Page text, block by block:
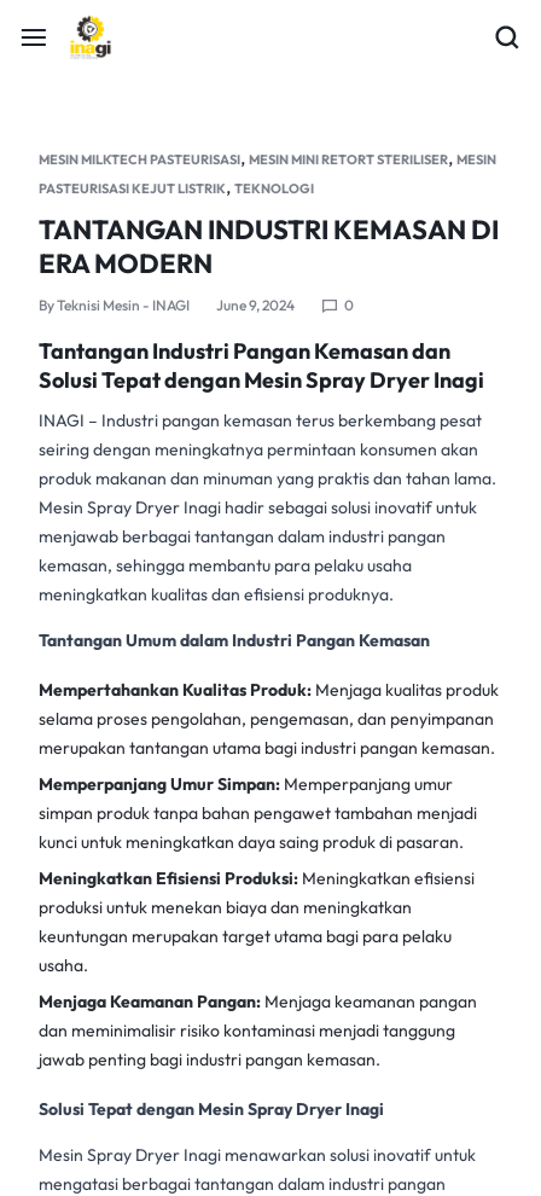
MESIN MILKTECH PASTEURISASI, MESIN MINI RETORT STERILISER, MESIN
PASTEURISASI KEJUT LISTRIK, TEKNOLOGI
TANTANGAN INDUSTRI KEMASAN DI
ERA MODERN
ByTeknisi Mesin - INAGI June 9, 2024 0
Tantangan Industri Pangan Kemasan dan
Solusi Tepat dengan Mesin Spray Dryer Inagi
INAGI – Industri pangan kemasan terus berkembang pesat
seiring dengan meningkatnya permintaan konsumen akan
produk makanan dan minuman yang praktis dan tahan lama.
Mesin Spray Dryer Inagi hadir sebagai solusi inovatif untuk
menjawab berbagai tantangan dalam industri pangan
kemasan, sehingga membantu para pelaku usaha
meningkatkan kualitas dan efisiensi produknya.
Tantangan Umum dalam Industri Pangan Kemasan
Mempertahankan Kualitas Produk: Menjaga kualitas produk
selama proses pengolahan, pengemasan, dan penyimpanan
merupakan tantangan utama bagi industri pangan kemasan.
Memperpanjang Umur Simpan: Memperpanjang umur
simpan produk tanpa bahan pengawet tambahan menjadi
kunci untuk meningkatkan daya saing produk di pasaran.
Meningkatkan Efisiensi Produksi: Meningkatkan efisiensi
produksi untuk menekan biaya dan meningkatkan
keuntungan merupakan target utama bagi para pelaku
usaha.
Menjaga Keamanan Pangan: Menjaga keamanan pangan
dan meminimalisir risiko kontaminasi menjadi tanggung
jawab penting bagi industri pangan kemasan.
Solusi Tepat dengan Mesin Spray Dryer Inagi
Mesin Spray Dryer Inagi menawarkan solusi inovatif untuk
mengatasi berbagai tantangan dalam industri pangan